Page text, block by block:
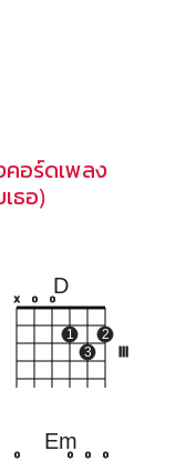
คอร์ดเพลง
ธอ)
D
x o o
1
3
2
Em
o o o o